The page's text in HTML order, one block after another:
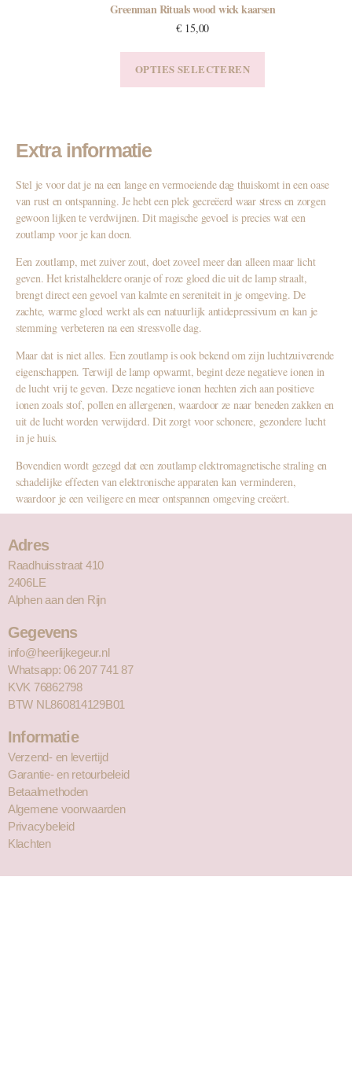
Extra informatie
Stel je voor dat je na een lange en vermoeiende dag thuiskomt in een oase
van rust en ontspanning. Je hebt een plek gecreëerd waar stress en zorgen
gewoon lijken te verdwijnen. Dit magische gevoel is precies wat een
zoutlamp voor je kan doen.
Een zoutlamp, met zuiver zout, doet zoveel meer dan alleen maar licht
geven. Het kristalheldere oranje of roze gloed die uit de lamp straalt,
brengt direct een gevoel van kalmte en sereniteit in je omgeving. De
zachte, warme gloed werkt als een natuurlijk antidepressivum en kan je
stemming verbeteren na een stressvolle dag.
Maar dat is niet alles. Een zoutlamp is ook bekend om zijn luchtzuiverende
eigenschappen. Terwijl de lamp opwarmt, begint deze negatieve ionen in
de lucht vrij te geven. Deze negatieve ionen hechten zich aan positieve
ionen zoals stof, pollen en allergenen, waardoor ze naar beneden zakken en
uit de lucht worden verwijderd. Dit zorgt voor schonere, gezondere lucht
in je huis.
Bovendien wordt gezegd dat een zoutlamp elektromagnetische straling en
schadelijke effecten van elektronische apparaten kan verminderen,
waardoor je een veiligere en meer ontspannen omgeving creëert.
Greenman Rituals wood wick kaarsen
€15,00
OPTIES SELECTEREN
Adres
Raadhuisstraat 410
2406LE
Alphen aan den Rijn
Gegevens
info@heerlijkegeur.nl
Whatsapp: 06 207 741 87
KVK 76862798
BTW NL860814129B01
Informatie
Verzend- en levertijd
Garantie- en retourbeleid
Betaalmethoden
Algemene voorwaarden
Privacybeleid
Klachten